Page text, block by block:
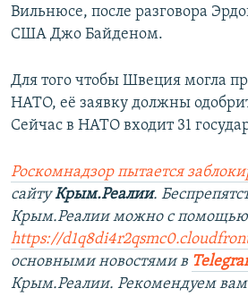
Вильнюсе, после разговора
США Джо Байденом.
Для того чтобы Швеция могла
НАТО, её заявку должны
Сейчас в НАТО входит 31
Роскомнадзор пытается
сайтуКрым.Реалии.
Крым.Реалии можно с помощью
https://
основными новостями в
Крым.Реалии. Рекомендуем вам